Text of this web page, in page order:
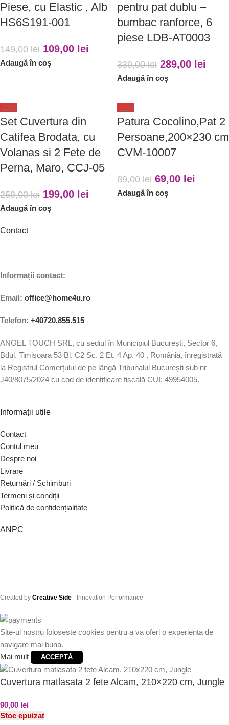
Piese, cu Elastic , Alb
HS6S191-001
149,00lei 109,00 lei
Adaugă în coș
pentru pat dublu –
bumbac ranforce, 6
piese LDB-AT0003
339,00lei 289,00 lei
Adaugă în coș
-23%
Set Cuvertura din
Catifea Brodata, cu
Volanas si 2 Fete de
Perna, Maro, CCJ-05
259,00lei 199,00 lei
Adaugă în coș
-22%
Patura Cocolino,Pat 2
Persoane,200×230 cm
CVM-10007
89,00lei 69,00 lei
Adaugă în coș
Contact
Informații contact:
Email: office@home4u.ro
Telefon: +40720.855.515
ANGEL TOUCH SRL, cu sediul în Municipiul București, Sector 6,
Bdul. Timisoara 53 Bl. C2 Sc. 2 Et. 4 Ap. 40 , România, înregistrată
la Registrul Comerțului de pe lângă Tribunalul București sub nr
J40/8075/2024 cu cod de identificare fiscală CUI: 49954005.
Informații utile
Contact
Contul meu
Despre noi
Livrare
Returnări / Schimburi
Termeni și condiții
Politică de confidențialitate
ANPC
Created by Creative Side - Innovation Performance
Site-ul nostru foloseste cookies pentru a va oferi o experienta de
navigare mai buna.
Mai mult
ACCEPTĂ
Cuvertura matlasata 2 fete Alcam, 210×220 cm, Jungle
90,00 lei
Stoc epuizat